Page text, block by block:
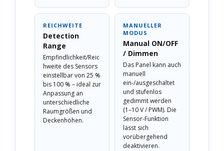
REICHWEITE
Detection
Range
Empfindlichkeit/Reic
hweite des Sensors
einstellbar von 25 %
bis 100 % – ideal zur
Anpassung an
unterschiedliche
Raumgrößen und
Deckenhöhen.
MANUELLER
MODUS
Manual ON/OFF
/ Dimmen
Das Panel kann auch
manuell
ein-/ausgeschaltet
und stufenlos
gedimmt werden
(1–10 V / PWM). Die
Sensor-Funktion
lässt sich
vorübergehend
deaktivieren.